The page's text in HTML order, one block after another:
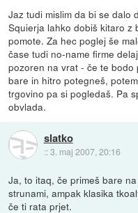
Jaz tudi mislim da bi se dalo
Squierja lahko dobiš kitaro z
pomote. Za hec poglej še
čase tudi no-name firme
pozoren na vrat - če te
bare in hitro potegneš,
trgovino pa si pogledaš. Pa
obvlada.
slatko
::3. maj 2007, 20:16
Ja, to itaq, če primeš bare
strunami, ampak klasika
če ti rata prjet.